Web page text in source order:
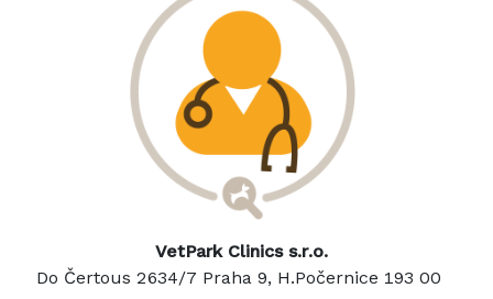
VetPark Clinics s.r.o.
Do Čertous 2634/7 Praha 9, H.Počernice 193 00